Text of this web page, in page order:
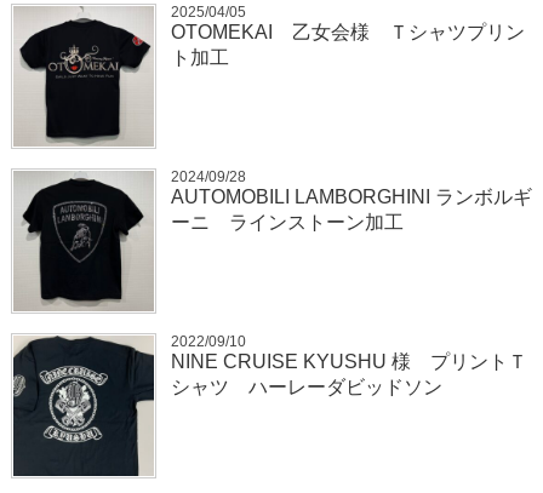
2025/04/05
OTOMEKAI 乙女会様 Ｔシャツプリン
ト加工
2024/09/28
AUTOMOBILI LAMBORGHINI ランボルギ
ーニ ラインストーン加工
2022/09/10
NINE CRUISE KYUSHU 様 プリントＴ
シャツ ハーレーダビッドソン